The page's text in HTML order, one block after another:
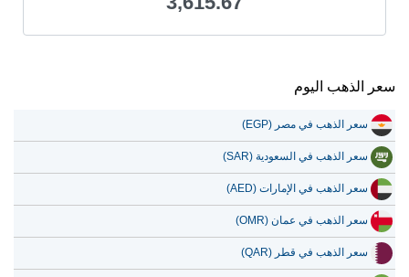
سعر الذهب اليوم
سعر الذهب في مصر (EGP)
سعر الذهب في السعودية (SAR)
سعر الذهب في الإمارات (AED)
سعر الذهب في عمان (OMR)
سعر الذهب في قطر (QAR)